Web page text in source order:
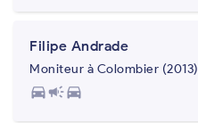
Filipe Andrade
Moniteur à Colombier (2013)
directions_carcampaigndirections_car